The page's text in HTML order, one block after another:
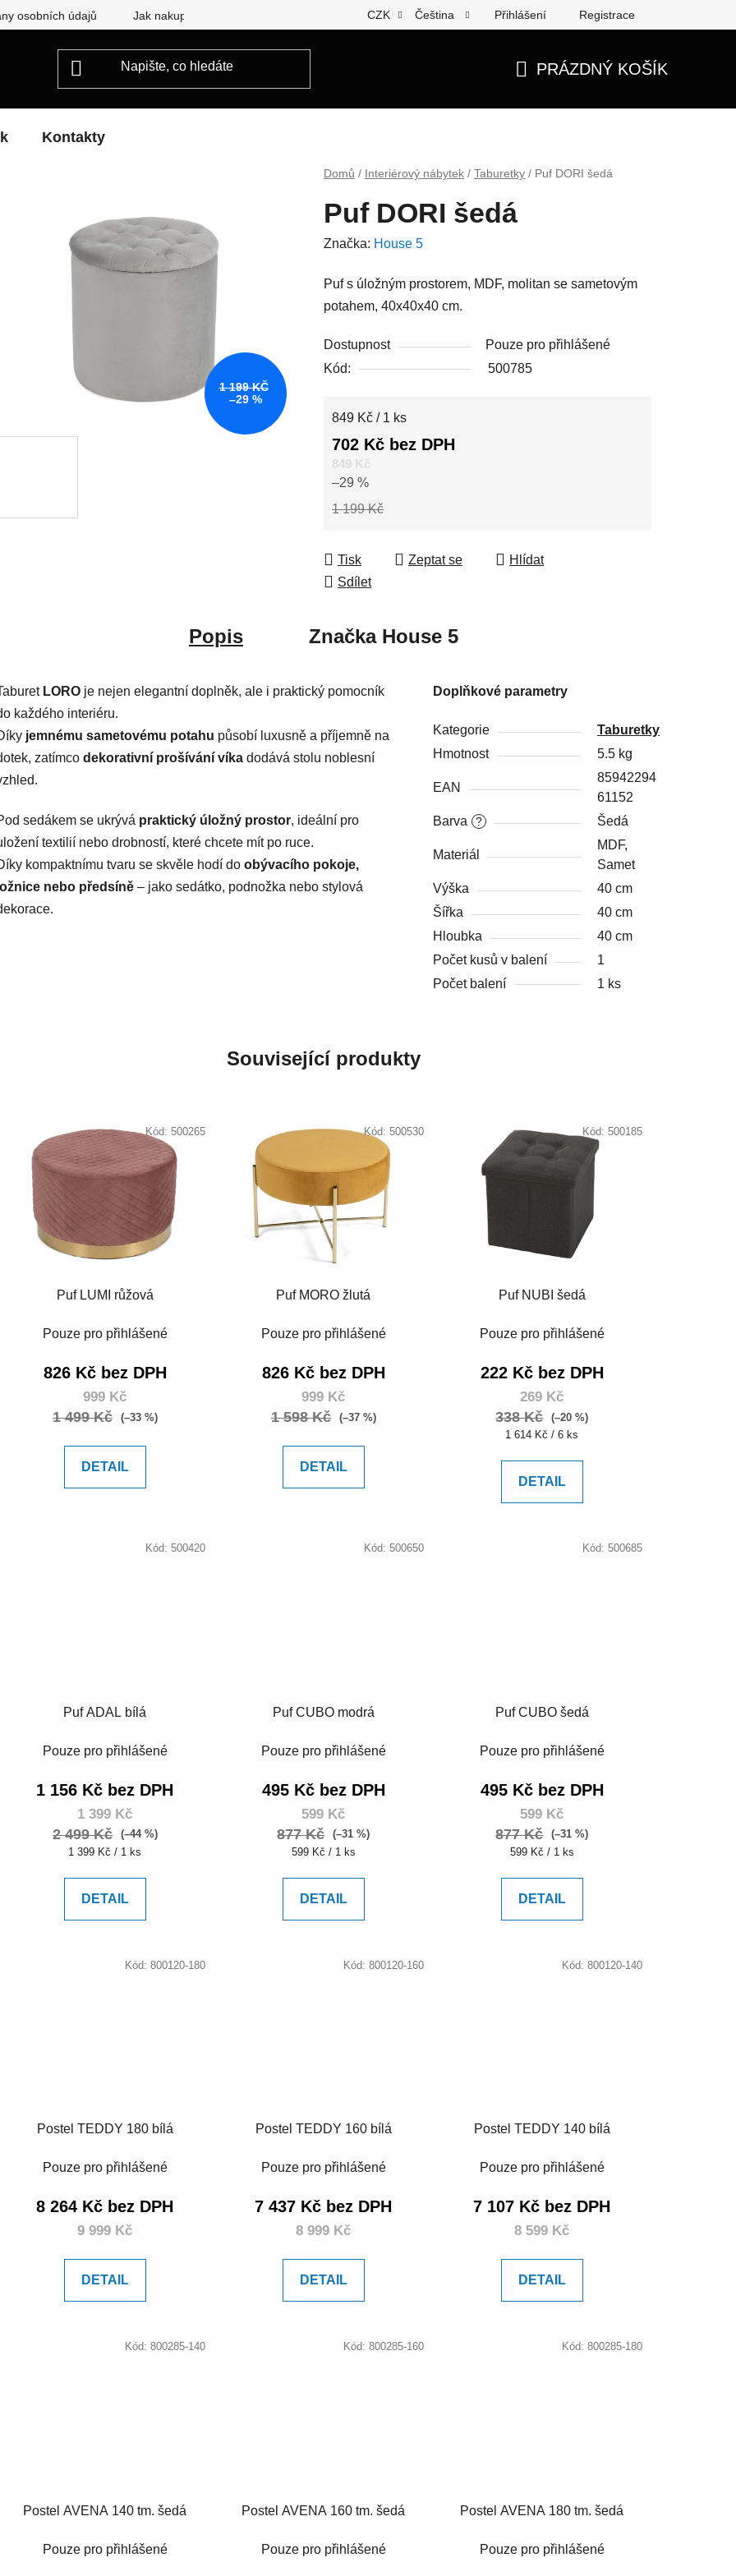
osobních údajů Jak nakupovat CZK Čeština Přihlášení Registrace
PRÁZDNÝ KOŠÍK
Kontakty
Domů / Interiérový nábytek / Taburetky / Puf DORI šedá
Puf DORI šedá
Značka: House 5
Puf s úložným prostorem, MDF, molitan se sametovým
potahem, 40x40x40 cm.
Dostupnost
Pouze pro přihlášené
Kód:
500785
1 199 Kč
–29 %
849 Kč
702 Kč bez DPH
Měrná cena:
849 Kč / 1 ks
Tisk Zeptat se
Hlídat
Sdílet
1 199 KČ
–29 %
Popis ZnačkaHouse 5
LORO je nejen elegantní doplněk, ale i praktický pomocník
každého interiéru.
jemnému sametovému potahu působí luxusně a příjemně na
zatímco dekorativní prošívání víka dodává stolu noblesní
sedákem se ukrývá praktický úložný prostor, ideální pro
textilií nebo drobností, které chcete mít po ruce.
kompaktnímu tvaru se skvěle hodí do obývacího pokoje,
nebo předsíně – jako sedátko, podnožka nebo stylová
Doplňkové parametry
Kategorie
Taburetky
Hmotnost
5.5 kg
EAN
85942294
61152
?
Barva Šedá
Materiál
MDF,
Samet
Výška
40 cm
Šířka
40 cm
Hloubka
40 cm
Počet kusů v balení
1
Počet balení
1 ks
Související produkty
Puf LUMI růžová
Pouze pro přihlášené
826 Kč bez DPH
999 Kč
1 499 Kč (–33 %)
DETAIL
Kód: 500265
Puf MORO žlutá
Pouze pro přihlášené
826 Kč bez DPH
999 Kč
1 598 Kč (–37 %)
DETAIL
Kód: 500530
Puf NUBI šedá
Pouze pro přihlášené
222 Kč bez DPH
269 Kč
338 Kč
(–20 %)
Měrná
1 614 Kč / 6 ks
DETAIL
Kód: 500185
Puf ADAL bílá
Pouze pro přihlášené
1 156 Kč bez DPH
1 399 Kč
2 499 Kč
(–44 %)
Měrná
1 399 Kč / 1 ks
DETAIL
Kód: 500420
Puf CUBO modrá
Pouze pro přihlášené
495 Kč bez DPH
599 Kč
877 Kč
(–31 %)
Měrná
599 Kč / 1 ks
DETAIL
Kód: 500650
Puf CUBO šedá
Pouze pro přihlášené
495 Kč bez DPH
599 Kč
877 Kč
(–31 %)
Měrná
599 Kč / 1 ks
DETAIL
Kód: 500685
Postel TEDDY 180 bílá
Pouze pro přihlášené
8 264 Kč bez DPH
9 999 Kč
DETAIL
Kód: 800120-180
Postel TEDDY 160 bílá
Pouze pro přihlášené
7 437 Kč bez DPH
8 999 Kč
DETAIL
Kód: 800120-160
Postel TEDDY 140 bílá
Pouze pro přihlášené
7 107 Kč bez DPH
8 599 Kč
DETAIL
Kód: 800120-140
Postel AVENA 140 tm. šedá
Pouze pro přihlášené
Kód: 800285-140
Postel AVENA 160 tm. šedá
Pouze pro přihlášené
Kód: 800285-160
Postel AVENA 180 tm. šedá
Pouze pro přihlášené
Kód: 800285-180